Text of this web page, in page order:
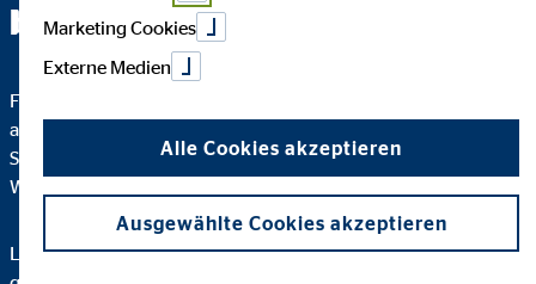
bei mir nicht hören.
Finanzen sind ungefähr so sexy wie ein Besuch beim Zahnarzt –
absolut!
Solltest du dich trotzdem darum kümmern? Auf jeden Fall.
Wann ist der richtige Zeitpunkt? Jetzt.
Lass uns gemeinsam optimieren, was du bereits hast, und
Marketing Cookies
Externe Medien
Alle Cookies akzeptieren
Ausgewählte Cookies akzeptieren